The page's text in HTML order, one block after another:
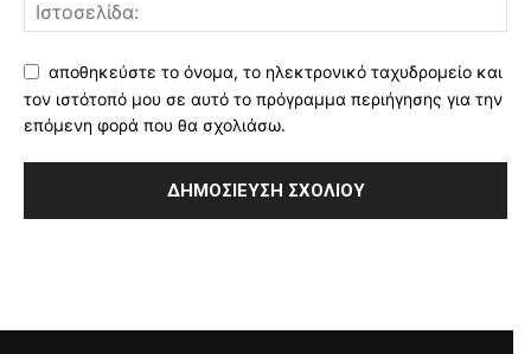
αποθηκεύστε το όνομα, το ηλεκτρονικό ταχυδρομείο και
τον ιστότοπό μου σε αυτό το πρόγραμμα περιήγησης για την
επόμενη φορά που θα σχολιάσω.